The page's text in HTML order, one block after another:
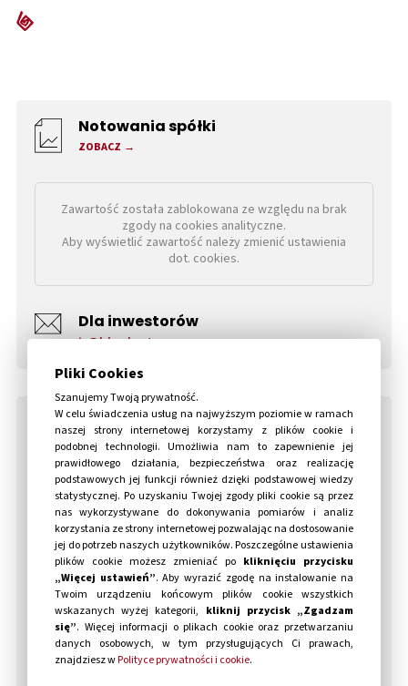
Pliki Cookies
Szanujemy Twoją prywatność.
W celu świadczenia usług na najwyższym poziomie w ramach
naszej strony internetowej korzystamy z plików cookie i
podobnej technologii. Umożliwia nam to zapewnienie jej
prawidłowego działania, bezpieczeństwa oraz realizację
podstawowych jej funkcji również dzięki podstawowej wiedzy
statystycznej. Po uzyskaniu Twojej zgody pliki cookie są przez
nas wykorzystywane do dokonywania pomiarów i analiz
korzystania ze strony internetowej pozwalając na dostosowanie
jej do potrzeb naszych użytkowników. Poszczególne ustawienia
plików cookie możesz zmieniać po kliknięciu przycisku
„Więcej ustawień”. Aby wyrazić zgodę na instalowanie na
Twoim urządzeniu końcowym plików cookie wszystkich
wskazanych wyżej kategorii, kliknij przycisk „Zgadzam
się”. Więcej informacji o plikach cookie oraz przetwarzaniu
danych osobowych, w tym przysługujących Ci prawach,
znajdziesz wPolityce prywatności i cookie.
Notowania spółki
ZOBACZ
Zawartość została zablokowana ze względu na brak
zgody na cookies analityczne.
Aby wyświetlić zawartość należy zmienić ustawienia
dot. cookies.
Dla inwestorów
ir@blooberteam.com
Aktualności
ZOBACZ
Przychody z CRONOS: The New Dawn
przekroczyły koszty produkcji
Bloober Team z nagrodą “Teraz Polska”
za CRONOS: The New Dawn
Bloober Team rozbija bank
Bloober Team czeka najgorętszy okres
w historii